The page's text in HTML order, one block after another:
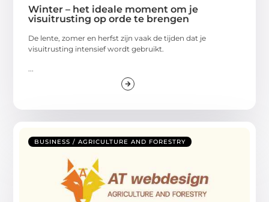
Winter – het ideale moment om je
visuitrusting op orde te brengen
De lente, zomer en herfst zijn vaak de tijden dat je
visuitrusting intensief wordt gebruikt.
BUSINESS / AGRICULTURE AND FORESTRY